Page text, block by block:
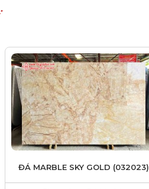
ĐÁ MARBLE SKY GOLD (032023)